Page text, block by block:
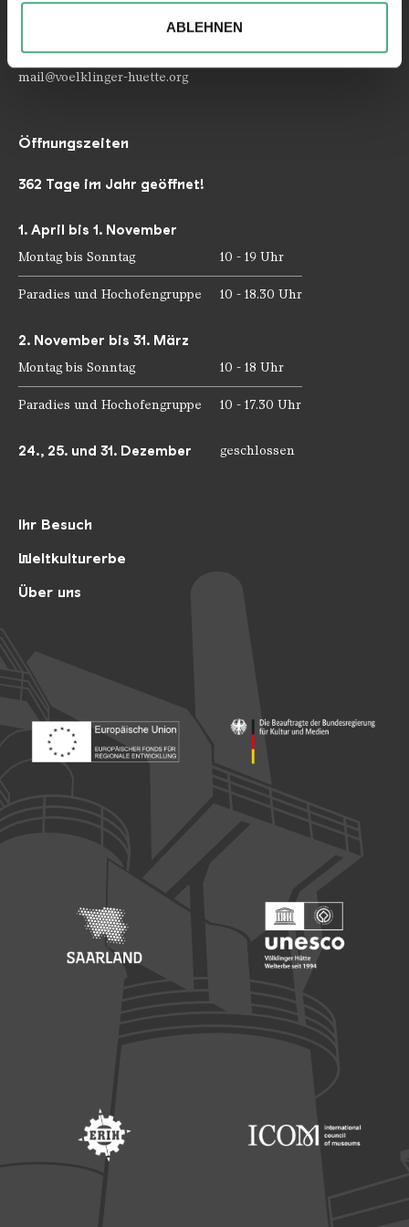
Partner führen diese Informationen möglicherweise mit
weiteren Daten zusammen, die Sie ihnen bereitgestellt
haben oder die sie im Rahmen Ihrer Nutzung der Dienste
ABLEHNEN
Telefon: +49 6898 9100 100
Telefax: +49 6898 9100 111
mail@voelklinger-huette.org
Ihr Besuch
Weltkulturerbe
Über uns
Öffnungszeiten
362 Tage im Jahr geöffnet!
1. April bis 1. November
Montag bis Sonntag 10 - 19 Uhr
Paradies und Hochofengruppe 10 - 18.30 Uhr
2. November bis 31. März
Montag bis Sonntag 10 - 18 Uhr
Paradies und Hochofengruppe 10 - 17.30 Uhr
24., 25. und 31. Dezember geschlossen